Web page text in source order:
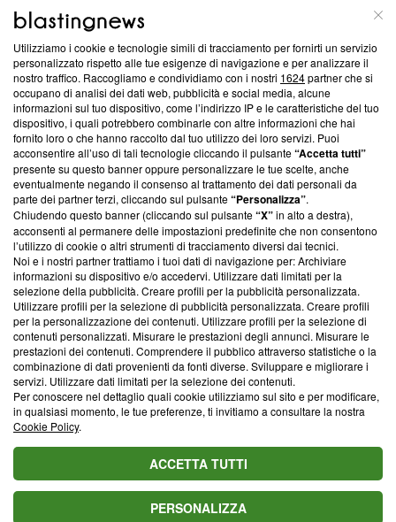
ABOUT
Questa sezione offre informazioni trasparenti su Blasting
News, sui nostri processi editoriali e su come ci impegniamo a
creare news di qualità. Inoltre, afferma la nostra aderenza a
‘Trust Project - News with Integrity’Blasting News non è
ancora membro del programma, ma ha richiesto di farne
parte; Trust Project non ha ancora effettuato una verifica di
conformità agli standard.
Su di noi
Team editoriale
Corporate
Redazione
Informativa Privacy
Cookie Policy
Blasting SA, IDI CHE-247.845.224, Via Carlo Frasca, 3 - 6900
Lugano (Svizzera) Tel:+39 0690258937
© 2026 Blasting News
Utilizziamo i cookie e tecnologie simili di tracciamento per fornirti un servizio
personalizzato rispetto alle tue esigenze di navigazione e per analizzare il
nostro traffico. Raccogliamo e condividiamo con i nostri 1624partner che si
occupano di analisi dei dati web, pubblicità e social media, alcune
informazioni sul tuo dispositivo, come l’indirizzo IP e le caratteristiche del tuo
dispositivo, i quali potrebbero combinarle con altre informazioni che hai
fornito loro o che hanno raccolto dal tuo utilizzo dei loro servizi. Puoi
acconsentire all’uso di tali tecnologie cliccando il pulsante“Accetta tutti”
presente su questo banner oppure personalizzare le tue scelte, anche
eventualmente negando il consenso al trattamento dei dati personali da
parte dei partner terzi, cliccando sul pulsante“Personalizza”.
Chiudendo questo banner (cliccando sul pulsante“X”in alto a destra),
acconsenti al permanere delle impostazioni predefinite che non consentono
l’utilizzo di cookie o altri strumenti di tracciamento diversi dai tecnici.
Noi e i nostri partner trattiamo i tuoi dati di navigazione per: Archiviare
informazioni su dispositivo e/o accedervi. Utilizzare dati limitati per la
selezione della pubblicità. Creare profili per la pubblicità personalizzata.
Utilizzare profili per la selezione di pubblicità personalizzata. Creare profili
per la personalizzazione dei contenuti. Utilizzare profili per la selezione di
contenuti personalizzati. Misurare le prestazioni degli annunci. Misurare le
prestazioni dei contenuti. Comprendere il pubblico attraverso statistiche o la
combinazione di dati provenienti da fonti diverse. Sviluppare e migliorare i
servizi. Utilizzare dati limitati per la selezione dei contenuti.
Per conoscere nel dettaglio quali cookie utilizziamo sul sito e per modificare,
in qualsiasi momento, le tue preferenze, ti invitiamo a consultare la nostra
Cookie Policy.
ACCETTA TUTTI
PERSONALIZZA